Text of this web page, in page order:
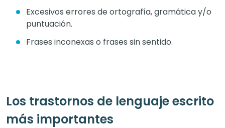
Excesivos errores de ortografía, gramática y/o
puntuación.
Frases inconexas o frases sin sentido.
Los trastornos de lenguaje escrito
más importantes